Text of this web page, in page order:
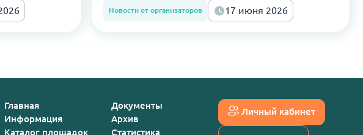
Новости от организаторов 17 июня 2026
Главная
Информация
Каталог площадок
Документы
Архив
Статистика
Личный кабинет